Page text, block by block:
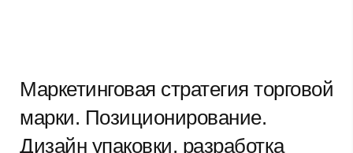
Маркетинговая стратегия торговой
марки. Позиционирование.
Дизайн упаковки, разработка